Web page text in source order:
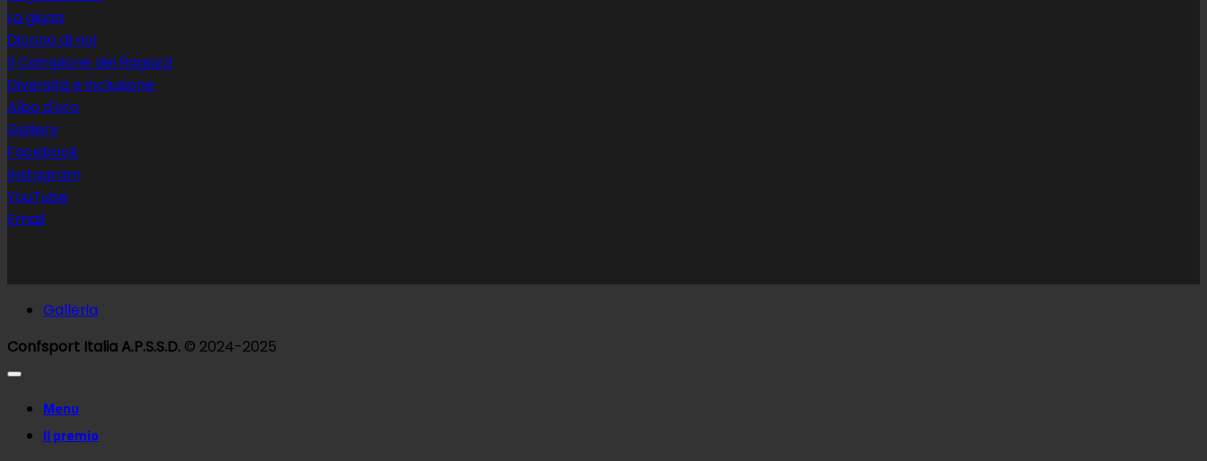
La giuria
Dicono di noi
Il Campione dei Ragazzi
Diversità e inclusione
Albo d'oro
Gallery
Facebook
Instagram
YouTube
Email
Galleria
Confsport Italia A.P.S.S.D. © 2024-2025
Menu
Il premio